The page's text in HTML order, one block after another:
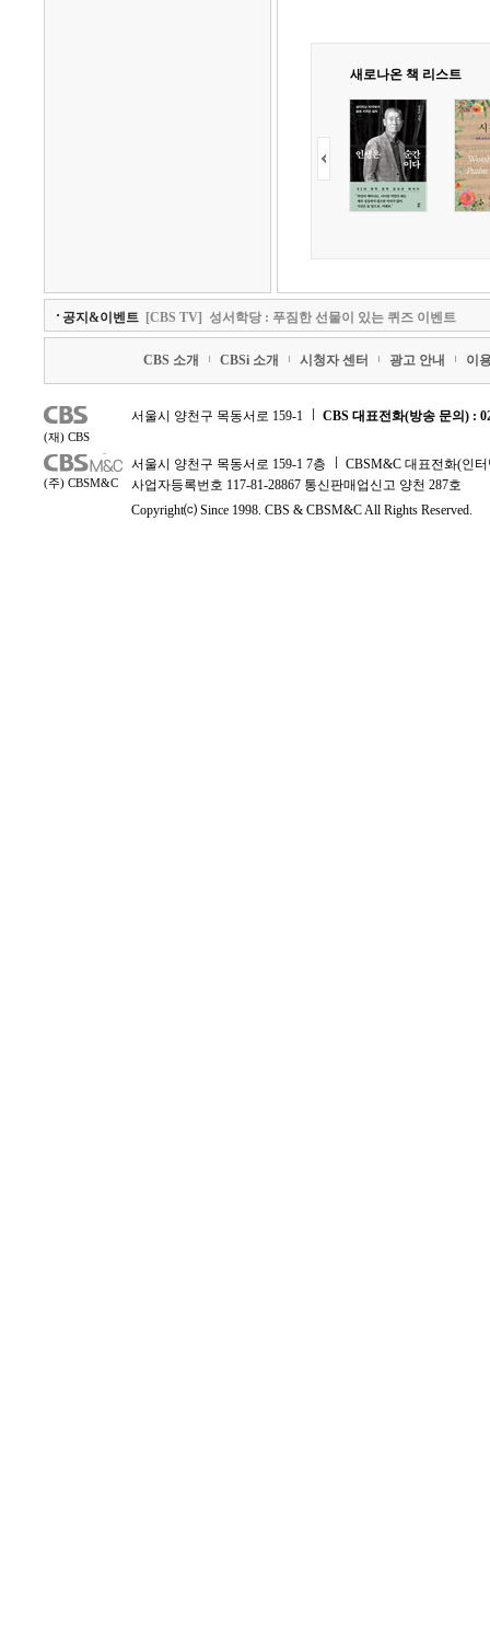
새로나온 책 리스트
공지&이벤트 [CBS TV] 성서학당 : 푸짐한 선물이 있는 퀴즈 이벤트
CBS 소개 CBSi 소개 시청자 센터 광고 안내 이
(재) CBS
서울시 양천구 목동서로 159-1 CBS 대표전화(방송 문의) :
(주) CBSM&C
서울시 양천구 목동서로 159-1 7층
CBSM&C 대표전화(인터
사업자등록번호 117-81-28867 통신판매업신고 양천 287호
Copyright⒞ Since 1998. CBS & CBSM&C All Rights Reserved.